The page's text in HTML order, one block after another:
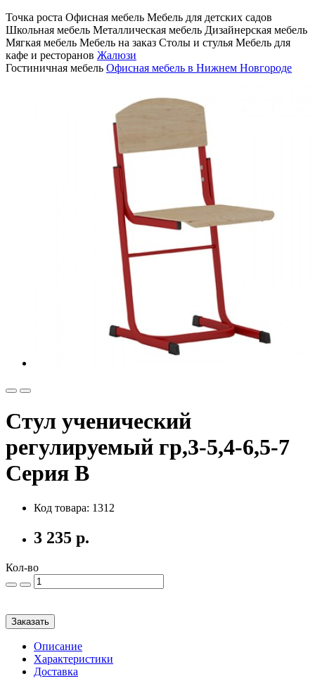
Точка роста Офисная мебель Мебель для детских садов
Школьная мебель Металлическая мебель Дизайнерская мебель
Мягкая мебель Мебель на заказ Столы и стулья Мебель для
кафе и ресторанов Жалюзи
Гостиничная мебель Офисная мебель в Нижнем Новгороде
Стул ученический
регулируемый гр,3-5,4-6,5-7
Серия В
Код товара: 1312
3 235 р.
Кол-во
Заказать
Описание
Характеристики
Доставка